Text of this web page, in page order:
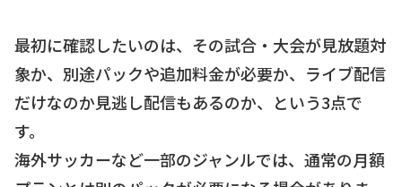
最初に確認したいのは、その試合・大会が見放題対
象か、別途パックや追加料金が必要か、ライブ配信
だけなのか見逃し配信もあるのか、という3点で
す。
海外サッカーなど一部のジャンルでは、通常の月額